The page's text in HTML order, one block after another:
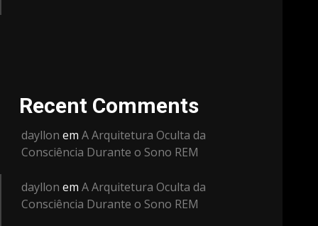
Recent Comments
dayllon emA Arquitetura Oculta da
Consciência Durante o Sono REM
dayllon emA Arquitetura Oculta da
Consciência Durante o Sono REM